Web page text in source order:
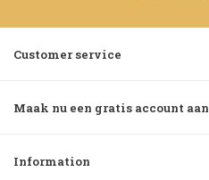
Customer service
Maak nu een gratis account aan
Information